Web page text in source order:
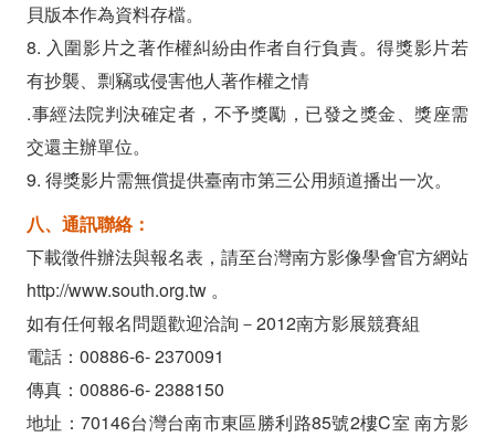
貝版本作為資料存檔。
8. 入圍影片之著作權糾紛由作者自行負責。得獎影片若
有抄襲、剽竊或侵害他人著作權之情
.事經法院判決確定者，不予獎勵，已發之獎金、獎座需
交還主辦單位。
9. 得獎影片需無償提供臺南市第三公用頻道播出一次。
八、通訊聯絡：
下載徵件辦法與報名表，請至台灣南方影像學會官方網站
http://www.south.org.tw 。
如有任何報名問題歡迎洽詢－2012南方影展競賽組
電話：00886-6- 2370091
傳真：00886-6- 2388150
地址：70146台灣台南市東區勝利路85號2樓C室 南方影